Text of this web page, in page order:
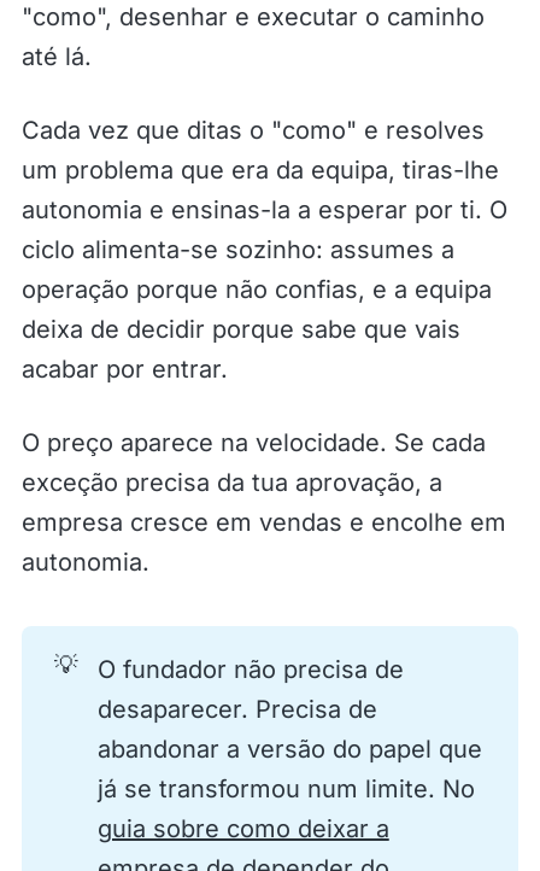
"como", desenhar e executar o caminho
até lá.
Cada vez que ditas o "como" e resolves
um problema que era da equipa, tiras-lhe
autonomia e ensinas-la a esperar por ti. O
ciclo alimenta-se sozinho: assumes a
operação porque não confias, e a equipa
deixa de decidir porque sabe que vais
acabar por entrar.
O preço aparece na velocidade. Se cada
exceção precisa da tua aprovação, a
empresa cresce em vendas e encolhe em
autonomia.
💡
O fundador não precisa de
desaparecer. Precisa de
abandonar a versão do papel que
já se transformou num limite. No
guia sobre como deixar a